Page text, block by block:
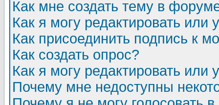
Как мне создать тему в
Как я могу редактировать или
Как присоединить подпись к
Как создать опрос?
Как я могу редактировать или
Почему мне недоступны